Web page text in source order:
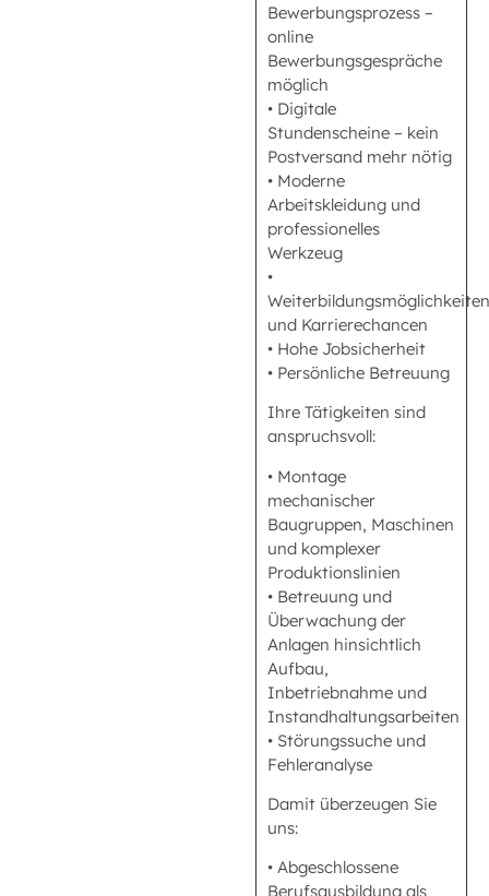
Bewerbungsprozess –
online
Bewerbungsgespräche
möglich
• Digitale
Stundenscheine – kein
Postversand mehr nötig
• Moderne
Arbeitskleidung und
professionelles
Werkzeug
•
Weiterbildungsmöglichkeiten
und Karrierechancen
• Hohe Jobsicherheit
• Persönliche Betreuung
Ihre Tätigkeiten sind
anspruchsvoll:
• Montage
mechanischer
Baugruppen, Maschinen
und komplexer
Produktionslinien
• Betreuung und
Überwachung der
Anlagen hinsichtlich
Aufbau,
Inbetriebnahme und
Instandhaltungsarbeiten
• Störungssuche und
Fehleranalyse
Damit überzeugen Sie
uns:
• Abgeschlossene
Berufsausbildung als